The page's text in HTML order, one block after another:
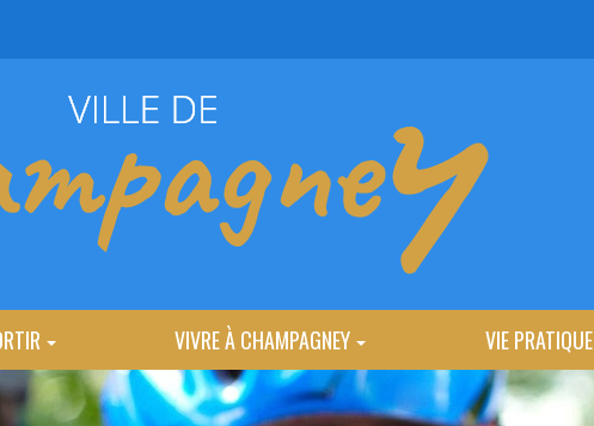
VIVRE À CHAMPAGNEY VIE PRATIQUE